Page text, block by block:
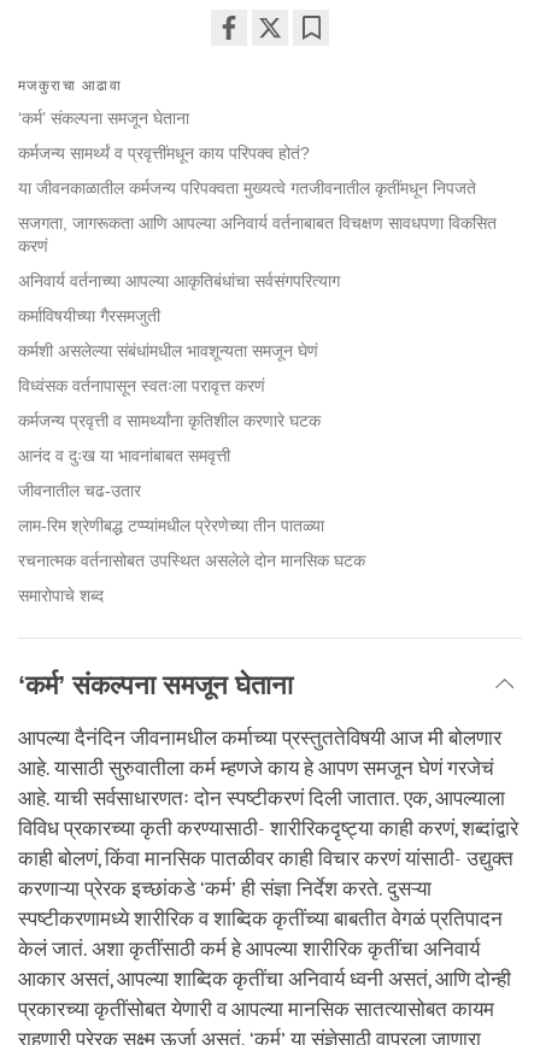
मजकुराचा आढावा
‘कर्म’ संकल्पना समजून घेताना
कर्मजन्य सामर्थ्यं व प्रवृत्तींमधून काय परिपक्व होतं?
या जीवनकाळातील कर्मजन्य परिपक्वता मुख्यत्वे गतजीवनातील कृतींमधून निपजते
सजगता, जागरूकता आणि आपल्या अनिवार्य वर्तनाबाबत विचक्षण सावधपणा विकसित
करणं
अनिवार्य वर्तनाच्या आपल्या आकृतिबंधांचा सर्वसंगपरित्याग
कर्माविषयीच्या गैरसमजुती
कर्मशी असलेल्या संबंधांमधील भावशून्यता समजून घेणं
विध्वंसक वर्तनापासून स्वतःला परावृत्त करणं
कर्मजन्य प्रवृत्ती व सामर्थ्यांना कृतिशील करणारे घटक
आनंद व दुःख या भावनांबाबत समवृत्ती
जीवनातील चढ-उतार
लाम-रिम श्रेणीबद्ध टप्प्यांमधील प्रेरणेच्या तीन पातळ्या
रचनात्मक वर्तनासोबत उपस्थित असलेले दोन मानसिक घटक
समारोपाचे शब्द
‘कर्म’ संकल्पना समजून घेताना
आपल्या दैनंदिन जीवनामधील कर्माच्या प्रस्तुततेविषयी आज मी बोलणार
आहे. यासाठी सुरुवातीला कर्म म्हणजे काय हे आपण समजून घेणं गरजेचं
आहे. याची सर्वसाधारणतः दोन स्पष्टीकरणं दिली जातात. एक, आपल्याला
विविध प्रकारच्या कृती करण्यासाठी- शारीरिकदृष्ट्या काही करणं, शब्दांद्वारे
काही बोलणं, किंवा मानसिक पातळीवर काही विचार करणं यांसाठी- उद्युक्त
करणाऱ्या प्रेरक इच्छांकडे ‘कर्म’ ही संज्ञा निर्देश करते. दुसऱ्या
स्पष्टीकरणामध्ये शारीरिक व शाब्दिक कृतींच्या बाबतीत वेगळं प्रतिपादन
केलं जातं. अशा कृतींसाठी कर्म हे आपल्या शारीरिक कृतींचा अनिवार्य
आकार असतं, आपल्या शाब्दिक कृतींचा अनिवार्य ध्वनी असतं, आणि दोन्ही
प्रकारच्या कृतींसोबत येणारी व आपल्या मानसिक सातत्यासोबत कायम
राहणारी प्रेरक सूक्ष्म ऊर्जा असतं. ‘कर्म’ या संज्ञेसाठी वापरला जाणारा